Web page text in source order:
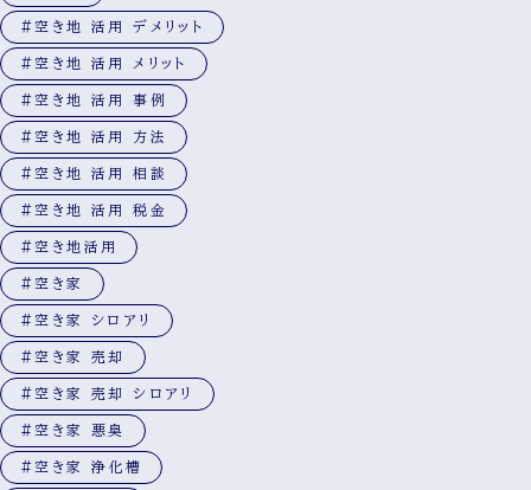
#空き地 活用 デメリット
#空き地 活用 メリット
#空き地 活用 事例
#空き地 活用 方法
#空き地 活用 相談
#空き地 活用 税金
#空き地活用
#空き家
#空き家 シロアリ
#空き家 売却
#空き家 売却 シロアリ
#空き家 悪臭
#空き家 浄化槽